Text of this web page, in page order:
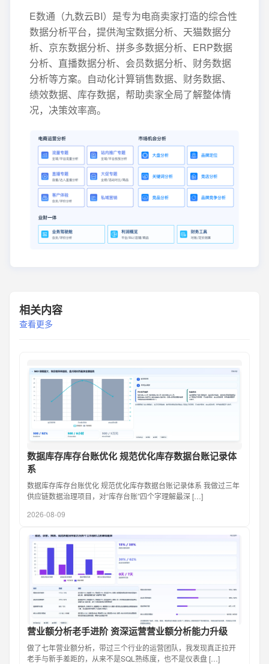
E数通（九数云BI）是专为电商卖家打造的综合性
数据分析平台，提供淘宝数据分析、天猫数据分
析、京东数据分析、拼多多数据分析、ERP数据
分析、直播数据分析、会员数据分析、财务数据
分析等方案。自动化计算销售数据、财务数据、
绩效数据、库存数据，帮助卖家全局了解整体情
况，决策效率高。
相关内容
查看更多
数据库存库存台账优化 规范优化库存数据台账记录体
系
数据库存库存台账优化 规范优化库存数据台账记录体系 我做过三年
供应链数据治理项目，对“库存台账”四个字理解最深 […]
2026-08-09
营业额分析老手进阶 资深运营营业额分析能力升级
做了七年营业额分析，带过三个行业的运营团队，我发现真正拉开
老手与新手差距的，从来不是SQL熟练度，也不是仪表盘 […]